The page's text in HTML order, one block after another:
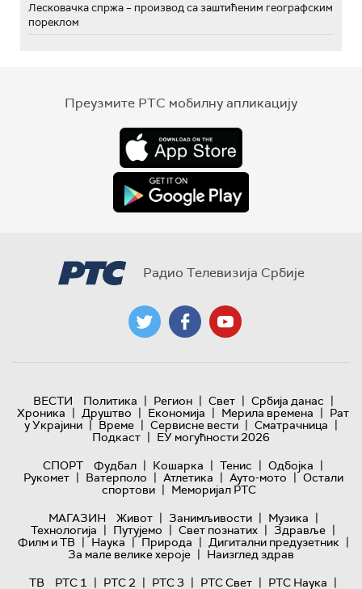
Лесковачка спржа – производ са заштићеним географским
пореклом
Преузмите РТС мобилну апликацију
Радио Телевизија Србије
ВЕСТИ Политика | Регион | Свет | Србија данас |
Хроника | Друштво | Економија | Мерила времена | Рат
у Украјини | Време | Сервисне вести | Сматрачница |
Подкаст | ЕУ могућности 2026
СПОРТ
Фудбал | Кошарка | Тенис | Одбојка |
Рукомет | Ватерполо | Атлетика | Ауто-мото | Остали
спортови | Меморијал РТС
МАГАЗИН
Живот | Занимљивости | Музика |
Технологијa | Путујемо | Свет познатих | Здравље |
Филм и ТВ | Наука | Природа | Дигитални предузетник |
За мале велике хероје | Наизглед здрав
ТВ
РТС 1 | РТС 2 | РТС 3 | РТС Свет | РТС Наука |